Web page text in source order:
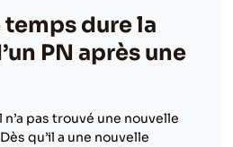
dure la
PN après une
pas trouvé une nouvelle
qu’il a une nouvelle